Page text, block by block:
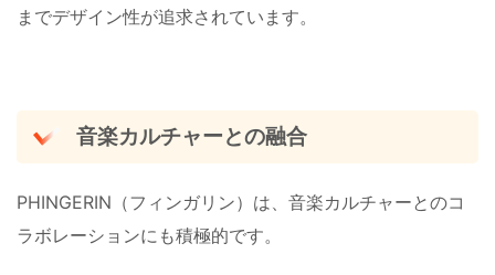
までデザイン性が追求されています。
音楽カルチャーとの融合
PHINGERIN（フィンガリン）は、音楽カルチャーとのコ
ラボレーションにも積極的です。